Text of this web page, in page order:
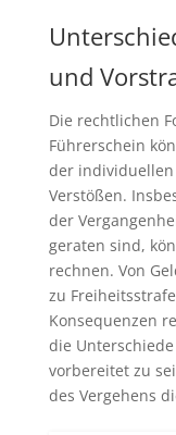
und
Die rechtlichen
Führerschein
der
Verstößen.
der
geraten sind,
rechnen. Von
zu
Konsequenzen
die
vorbereitet zu
des Vergehens